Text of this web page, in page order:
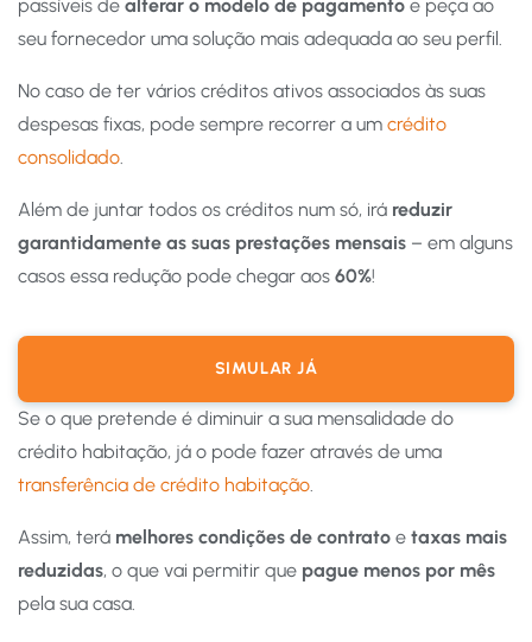
passíveis de alterar o modelo de pagamento e peça ao
seu fornecedor uma solução mais adequada ao seu perfil.
No caso de ter vários créditos ativos associados às suas
despesas fixas, pode sempre recorrer a um crédito
consolidado
Além de juntar todos os créditos num só, irá reduzir
garantidamente as suas prestações mensais – em alguns
casos essa redução pode chegar aos 60%!
SIMULAR JÁ
Se o que pretende é diminuir a sua mensalidade do
crédito habitação, já o pode fazer através de uma
transferência de crédito habitação
Assim, terá melhores condições de contrato e taxas mais
reduzidas, o que vai permitir que pague menos por mês
pela sua casa.